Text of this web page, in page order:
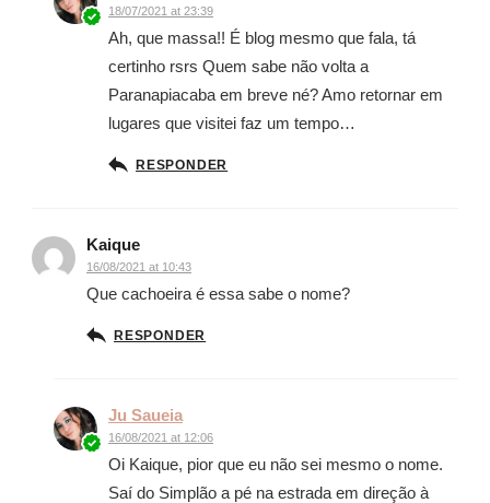
18/07/2021 at 23:39
Ah, que massa!! É blog mesmo que fala, tá
certinho rsrs Quem sabe não volta a
Paranapiacaba em breve né? Amo retornar em
lugares que visitei faz um tempo…
RESPONDER
Kaique
16/08/2021 at 10:43
Que cachoeira é essa sabe o nome?
RESPONDER
Ju Saueia
16/08/2021 at 12:06
Oi Kaique, pior que eu não sei mesmo o nome.
Saí do Simplão a pé na estrada em direção à